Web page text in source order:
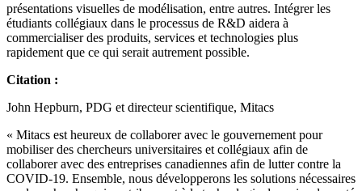
présentations visuelles de modélisation, entre autres. Intégrer les
étudiants collégiaux dans le processus de R&D aidera à
commercialiser des produits, services et technologies plus
rapidement que ce qui serait autrement possible.
Citation :
John Hepburn, PDG et directeur scientifique, Mitacs
« Mitacs est heureux de collaborer avec le gouvernement pour
mobiliser des chercheurs universitaires et collégiaux afin de
collaborer avec des entreprises canadiennes afin de lutter contre la
COVID-19. Ensemble, nous développerons les solutions nécessaires